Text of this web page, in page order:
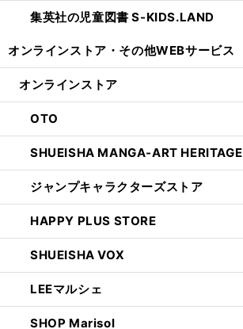
集英社の児童図書 S-KIDS.LAND
オンラインストア・ その他WEBサービス
オンラインストア
OTO
SHUEISHA MANGA-ART HERITAGE
ジャンプキャラクターズストア
HAPPY PLUS STORE
SHUEISHA VOX
LEEマルシェ
SHOP Marisol